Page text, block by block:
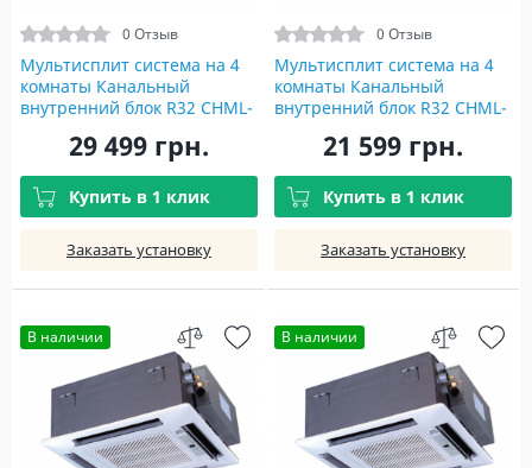
0 Отзыв
Мультисплит система на 4
комнаты Канальный
внутренний блок R32 CHML-
29 499 грн.
Купить в 1 клик
Заказать установку
0 Отзыв
Мультисплит система на 4
комнаты Канальный
внутренний блок R32 CHML-
21 599 грн.
Купить в 1 клик
Заказать установку
В наличии В наличии